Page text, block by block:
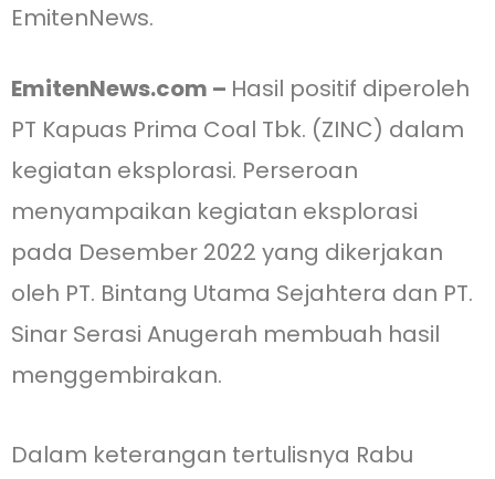
EmitenNews.
EmitenNews.com – Hasil positif diperoleh
PT Kapuas Prima Coal Tbk. (ZINC) dalam
kegiatan eksplorasi. Perseroan
menyampaikan kegiatan eksplorasi
pada Desember 2022 yang dikerjakan
oleh PT. Bintang Utama Sejahtera dan PT.
Sinar Serasi Anugerah membuah hasil
menggembirakan.
Dalam keterangan tertulisnya Rabu